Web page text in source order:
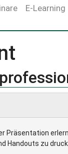
E-Learning
Präsentation
Handouts zu